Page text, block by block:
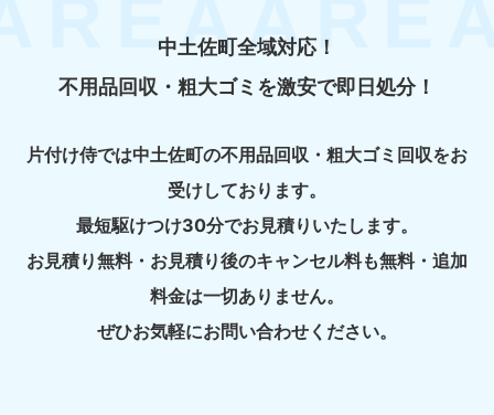
中土佐町全域対応！
不用品回収・粗大ゴミを激安で即日処分！
片付け侍では中土佐町の不用品回収・粗大ゴミ回収をお
受けしております。
最短駆けつけ30分でお見積りいたします。
お見積り無料・お見積り後のキャンセル料も無料・追加
料金は一切ありません。
ぜひお気軽にお問い合わせください。